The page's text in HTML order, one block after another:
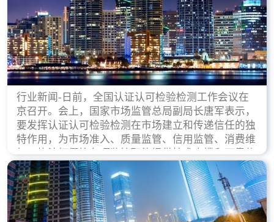
行业新闻-日前，全国认证认可检验检测工作会议在
京召开。会上，国家市场监管总局副局长唐军表示，
要发挥认证认可检验检测在市场建立和传递信任的独
特作用，为市场准入、质量监管、信用监管、消费维
权、执法打假等各项监管职能提供技术支撑和可靠依
据。